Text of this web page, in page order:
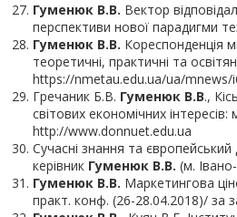
Гуменюк В.В. Вектор
перспективи нової парадигми
Гуменюк В.В. Кореспонденція
теоретичні, практичні та
https://nmetau.edu.ua/ua/mnews/
Гречаник Б.В. Гуменюк В.В.,
світових економічних
http://www.donnuet.edu.ua
Сучасні знання та
керівник Гуменюк В.В. (м.
Гуменюк В.В. Маркетингова
практ. конф. (26-28.04.2018)/ за